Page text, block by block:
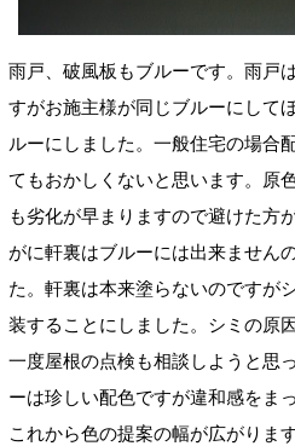
雨戸、破風板もブルーです。雨戸
すがお施主様が同じブルーにして
ルーにしました。一般住宅の場合
てもおかしくないと思います。原
も劣化が早まりますので避けた方
がに軒裏はブルーには出来ません
た。軒裏は本来塗らないのですが
装することにしました。シミの原
一度屋根の点検も相談しようと思
ーは珍しい配色ですが違和感をま
これから色の提案の幅が広がります